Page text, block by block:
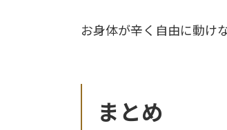
お身体が辛く自由に動け
まとめ